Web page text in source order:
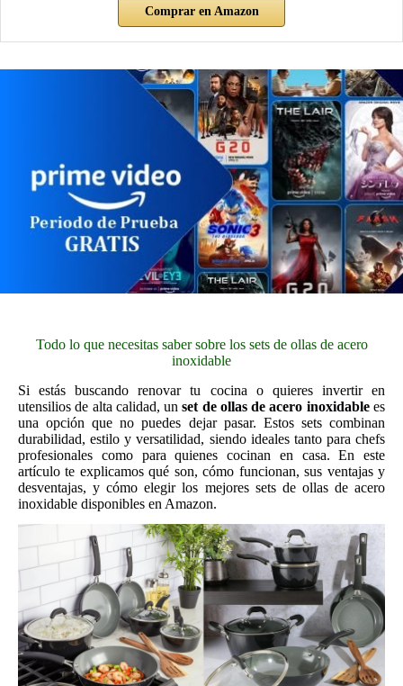
Comprar en Amazon
Todo lo que necesitas saber sobre los sets de ollas de acero
inoxidable
Si estás buscando renovar tu cocina o quieres invertir en
utensilios de alta calidad, unset de ollas de acero inoxidablees
una opción que no puedes dejar pasar. Estos sets combinan
durabilidad, estilo y versatilidad, siendo ideales tanto para chefs
profesionales como para quienes cocinan en casa. En este
artículo te explicamos qué son, cómo funcionan, sus ventajas y
desventajas, y cómo elegir los mejores sets de ollas de acero
inoxidable disponibles en Amazon.